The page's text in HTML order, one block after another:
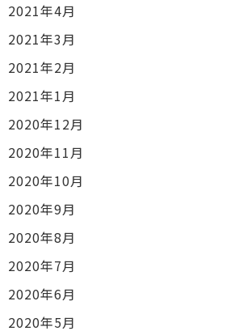
2021年4月
2021年3月
2021年2月
2021年1月
2020年12月
2020年11月
2020年10月
2020年9月
2020年8月
2020年7月
2020年6月
2020年5月